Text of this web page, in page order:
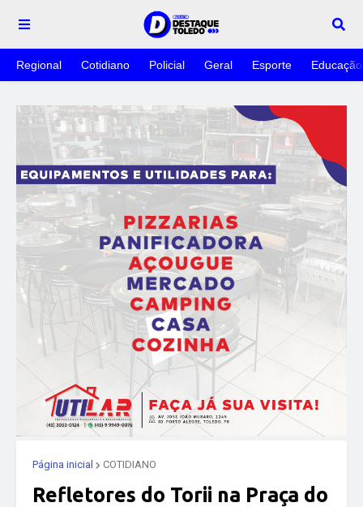
Regional Cotidiano Policial Geral Esporte Educação
Página inicial COTIDIANO
Refletores do Torii na Praça do